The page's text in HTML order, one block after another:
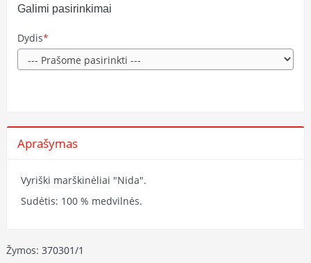
Galimi pasirinkimai
Dydis
Aprašymas
Vyriški marškinėliai "Nida".
Sudėtis: 100 % medvilnės.
Žymos: 370301/1